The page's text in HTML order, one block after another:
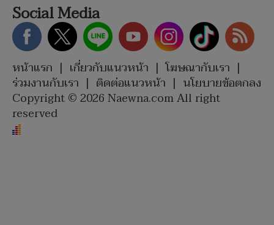
Social Media
หน้าแรก | เกี่ยวกับแนวหน้า | โฆษณากับเรา |
ร่วมงานกับเรา | ติดต่อแนวหน้า | นโยบายข้อตกลง
Copyright © 2026 Naewna.com All right
reserved